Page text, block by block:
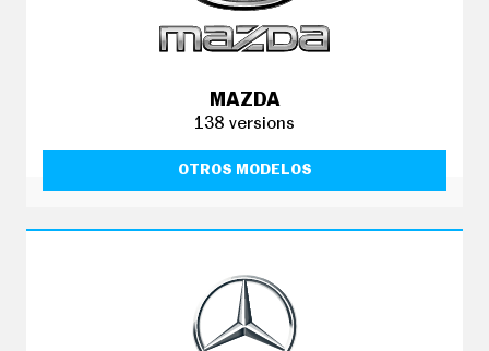
MAZDA
138 versions
OTROS MODELOS